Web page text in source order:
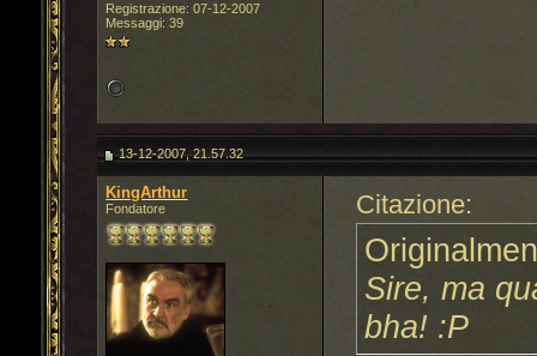
Registrazione: 07-12-2007
Messaggi: 39
13-12-2007, 21.57.32
KingArthur
Fondatore Citazione:
Sire, ma
bha! :P